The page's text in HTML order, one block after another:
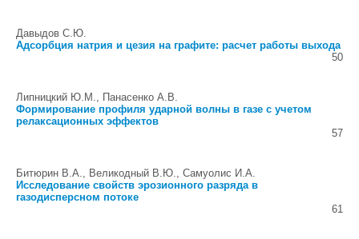
Давыдов С.Ю.
Адсорбция натрия и цезия на графите: расчет работы выхода
50
Липницкий Ю.М., Панасенко А.В.
Формирование профиля ударной волны в газе с учетом
релаксационных эффектов
57
Битюрин В.А., Великодный В.Ю., Самуолис И.А.
Исследование свойств эрозионного разряда в
газодисперсном потоке
61